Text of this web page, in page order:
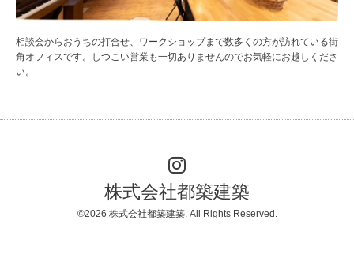
相談会からおうちの打合せ、ワークショップまで数多くの方が訪れている街
角オフィスです。しつこい営業も一切ありませんのでお気軽にお越しくださ
い。
株式会社都築建築
©2026 株式会社都築建築. All Rights Reserved.